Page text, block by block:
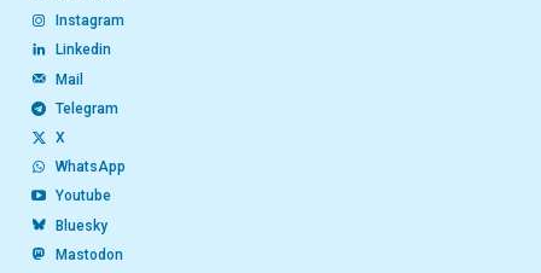
Instagram
Linkedin
Mail
Telegram
X
WhatsApp
Youtube
Bluesky
Mastodon